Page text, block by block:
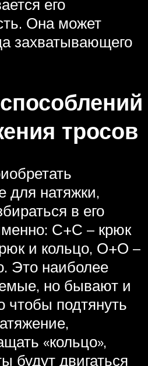
его
Она может
захватывающего
тросов
для натяжки,
в его
С+С – крюк
и кольцо, О+О –
Это наиболее
но бывают и
чтобы подтянуть
«кольцо»,
будут двигаться